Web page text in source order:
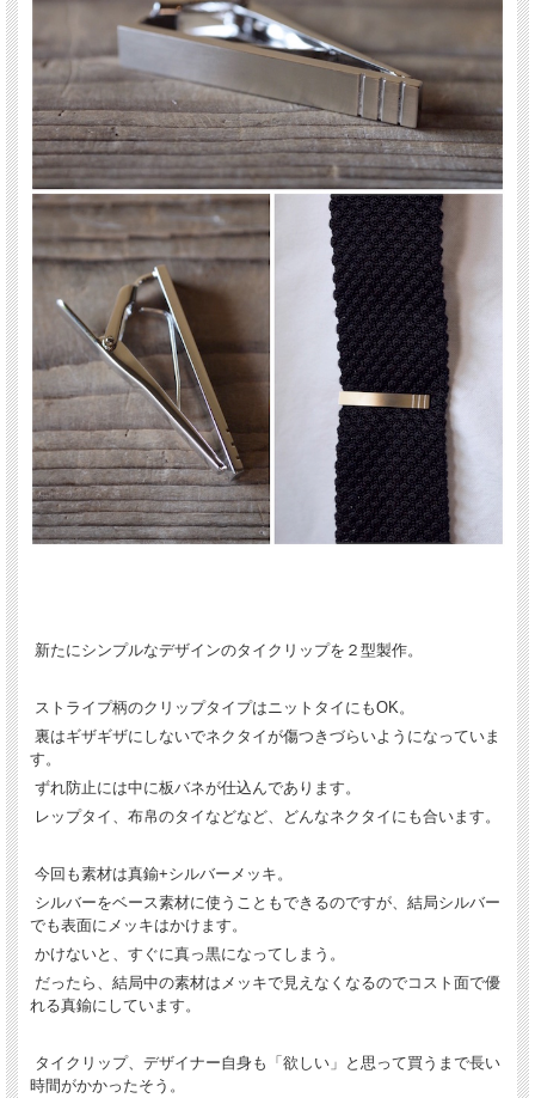
新たにシンプルなデザインのタイクリップを２型製作。
ストライプ柄のクリップタイプはニットタイにもOK。
裏はギザギザにしないでネクタイが傷つきづらいようになっていま
す。
ずれ防止には中に板バネが仕込んであります。
レップタイ、布帛のタイなどなど、どんなネクタイにも合います。
今回も素材は真鍮+シルバーメッキ。
シルバーをベース素材に使うこともできるのですが、結局シルバー
でも表面にメッキはかけます。
かけないと、すぐに真っ黒になってしまう。
だったら、結局中の素材はメッキで見えなくなるのでコスト面で優
れる真鍮にしています。
タイクリップ、デザイナー自身も「欲しい」と思って買うまで長い
時間がかかったそう。